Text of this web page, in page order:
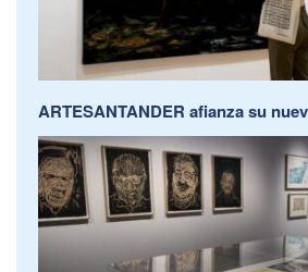
ARTESANTANDER afianza su